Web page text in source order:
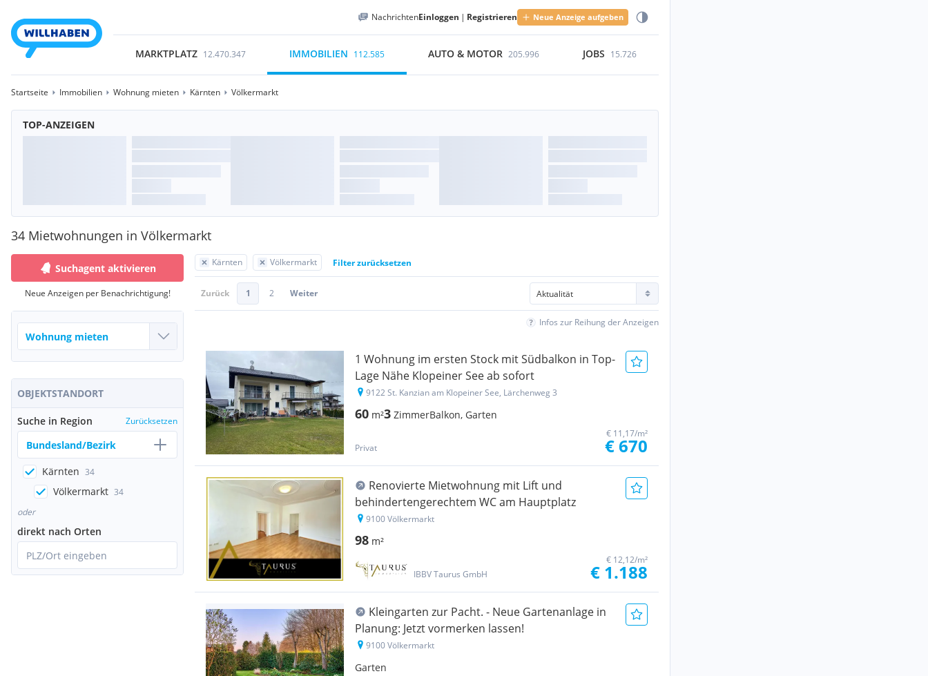
NachrichtenEinloggen | Registrieren Neue Anzeige aufgeben
MARKTPLATZ 12.470.347 IMMOBILIEN 112.585 AUTO & MOTOR 205.996 JOBS 15.726
Startseite Immobilien Wohnung mieten Kärnten Völkermarkt
TOP-ANZEIGEN
34 Mietwohnungen in Völkermarkt
Suchagent aktivieren
Neue Anzeigen per Benachrichtigung!
OBJEKTSTANDORT
Suche in Region Zurücksetzen
Bundesland/Bezirk
Kärnten 34
Völkermarkt 34
oder
direkt nach Orten
PLZ/Ort eingeben
Kärnten Völkermarkt Filter zurücksetzen
Zurück 1 2 Weiter
Infos zur Reihung der Anzeigen
1 Wohnung im ersten Stock mit Südbalkon in Top-
Lage Nähe Klopeiner See ab sofort
9122 St. Kanzian am Klopeiner See, Lärchenweg 3
60 m²3 ZimmerBalkon, Garten
Privat
€ 11,17/m²
€ 670
Renovierte Mietwohnung mit Lift und
behindertengerechtem WC am Hauptplatz
9100 Völkermarkt
98 m²
IBBV Taurus GmbH
€ 12,12/m²
€ 1.188
Kleingarten zur Pacht. - Neue Gartenanlage in
Planung: Jetzt vormerken lassen!
9100 Völkermarkt
Garten